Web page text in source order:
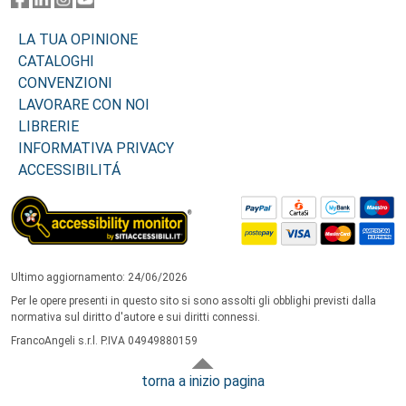
LA TUA OPINIONE
CATALOGHI
CONVENZIONI
LAVORARE CON NOI
LIBRERIE
INFORMATIVA PRIVACY
ACCESSIBILITÁ
Ultimo aggiornamento: 24/06/2026
Per le opere presenti in questo sito si sono assolti gli obblighi previsti dalla
normativa sul diritto d'autore e sui diritti connessi.
FrancoAngeli s.r.l. P.IVA 04949880159
torna a inizio pagina